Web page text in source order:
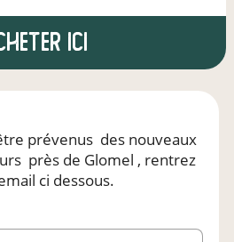
ici
prévenus des nouveaux
près de Glomel , rentrez
ci dessous.